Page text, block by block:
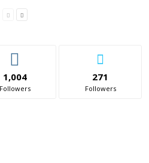
1,004
Followers
271
Followers